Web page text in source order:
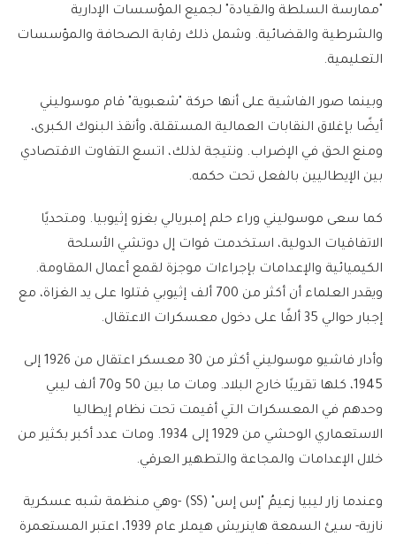
"ممارسة السلطة والقيادة" لجميع المؤسسات الإدارية
والشرطية والقضائية. وشمل ذلك رقابة الصحافة والمؤسسات
التعليمية.
وبينما صور الفاشية على أنها حركة "شعبوية" قام موسوليني
أيضًا بإغلاق النقابات العمالية المستقلة، وأنقذ البنوك الكبرى،
ومنع الحق في الإضراب. ونتيجة لذلك، اتسع التفاوت الاقتصادي
بين الإيطاليين بالفعل تحت حكمه.
كما سعى موسوليني وراء حلم إمبريالي بغزو إثيوبيا. ومتحديًا
الاتفاقيات الدولية، استخدمت قوات إل دوتشي الأسلحة
الكيميائية والإعدامات بإجراءات موجزة لقمع أعمال المقاومة.
ويقدر العلماء أن أكثر من 700 ألف إثيوبي قتلوا على يد الغزاة، مع
إجبار حوالي 35 ألفًا على دخول معسكرات الاعتقال.
وأدار فاشيو موسوليني أكثر من 30 معسكر اعتقال من 1926 إلى
1945، كلها تقريبًا خارج البلاد. ومات ما بين 50 و70 ألف ليبي
وحدهم في المعسكرات التي أقيمت تحت نظام إيطاليا
الاستعماري الوحشي من 1929 إلى 1934. ومات عدد أكبر بكثير من
خلال الإعدامات والمجاعة والتطهير العرقي.
وعندما زار ليبيا زعيمُ "إس إس" (SS) -وهي منظمة شبه عسكرية
نازية- سيئ السمعة هاينريش هيملر عام 1939، اعتبر المستعمرة